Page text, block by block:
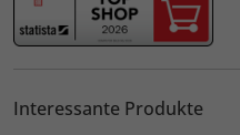
Interessante Produkte